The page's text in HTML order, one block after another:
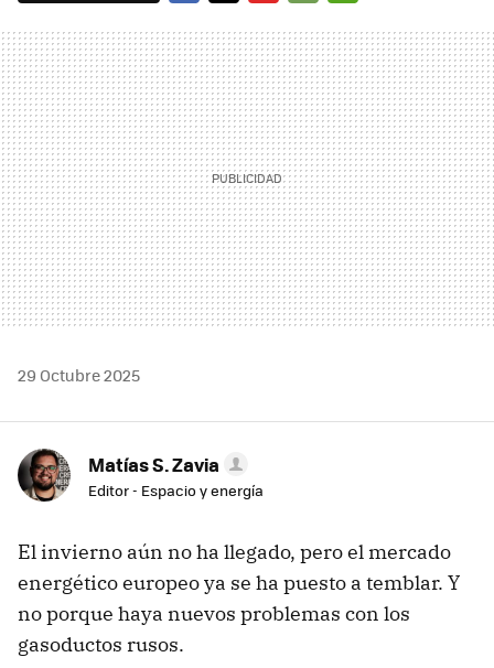
MAIL
29 Octubre 2025
Matías S. Zavia
Editor - Espacio y energía
El invierno aún no ha llegado, pero el mercado
energético europeo ya se ha puesto a temblar. Y
no porque haya nuevos problemas con los
gasoductos rusos.